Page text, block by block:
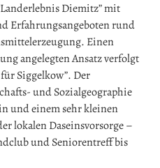
Diemitz” mit
Erfahrungsangeboten rund
Einen
angelegten Ansatz verfolgt
Siggelkow”. Der
und Sozialgeographie
und einem sehr kleinen
lokalen Daseinsvorsorge –
und Seniorentreff bis